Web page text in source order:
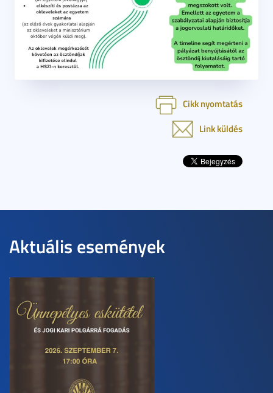
Cikk nyomtatás
Link küldés
Aktuális események